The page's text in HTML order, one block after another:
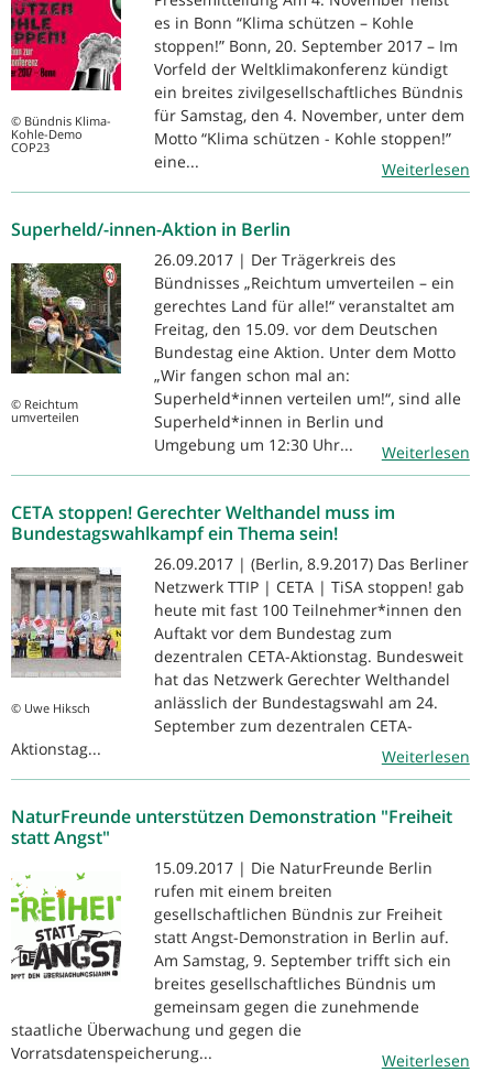
© Bündnis Klima-
Kohle-Demo
COP23
es in Bonn “Klima schützen – Kohle
stoppen!” Bonn, 20. September 2017 – Im
Vorfeld der Weltklimakonferenz kündigt
ein breites zivilgesellschaftliches Bündnis
für Samstag, den 4. November, unter dem
Motto “Klima schützen - Kohle stoppen!”
eine...
Weiterlesen
Superheld/-innen-Aktion in Berlin
© Reichtum
umverteilen
26.09.2017 | Der Trägerkreis des
Bündnisses „Reichtum umverteilen – ein
gerechtes Land für alle!“ veranstaltet am
Freitag, den 15.09. vor dem Deutschen
Bundestag eine Aktion. Unter dem Motto
„Wir fangen schon mal an:
Superheld*innen verteilen um!“, sind alle
Superheld*innen in Berlin und
Umgebung um 12:30 Uhr...
Weiterlesen
CETA stoppen! Gerechter Welthandel muss im
Bundestagswahlkampf ein Thema sein!
© Uwe Hiksch
26.09.2017 | (Berlin, 8.9.2017) Das Berliner
Netzwerk TTIP | CETA | TiSA stoppen! gab
heute mit fast 100 Teilnehmer*innen den
Auftakt vor dem Bundestag zum
dezentralen CETA-Aktionstag. Bundesweit
hat das Netzwerk Gerechter Welthandel
anlässlich der Bundestagswahl am 24.
September zum dezentralen CETA-
Aktionstag...
Weiterlesen
NaturFreunde unterstützen Demonstration "Freiheit
statt Angst"
15.09.2017 | Die NaturFreunde Berlin
rufen mit einem breiten
gesellschaftlichen Bündnis zur Freiheit
statt Angst-Demonstration in Berlin auf.
Am Samstag, 9. September trifft sich ein
breites gesellschaftliches Bündnis um
gemeinsam gegen die zunehmende
staatliche Überwachung und gegen die
Vorratsdatenspeicherung...
Weiterlesen